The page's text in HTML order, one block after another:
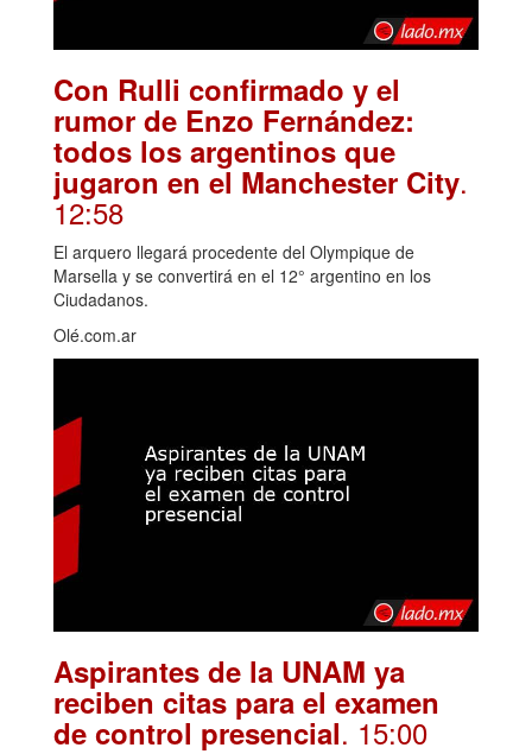
Con Rulli confirmado y el
rumor de Enzo Fernández:
todos los argentinos que
jugaron en el Manchester City.
12:58
El arquero llegará procedente del Olympique de
Marsella y se convertirá en el 12° argentino en los
Ciudadanos.
Olé.com.ar
Aspirantes de la UNAM ya
reciben citas para el examen
de control presencial. 15:00